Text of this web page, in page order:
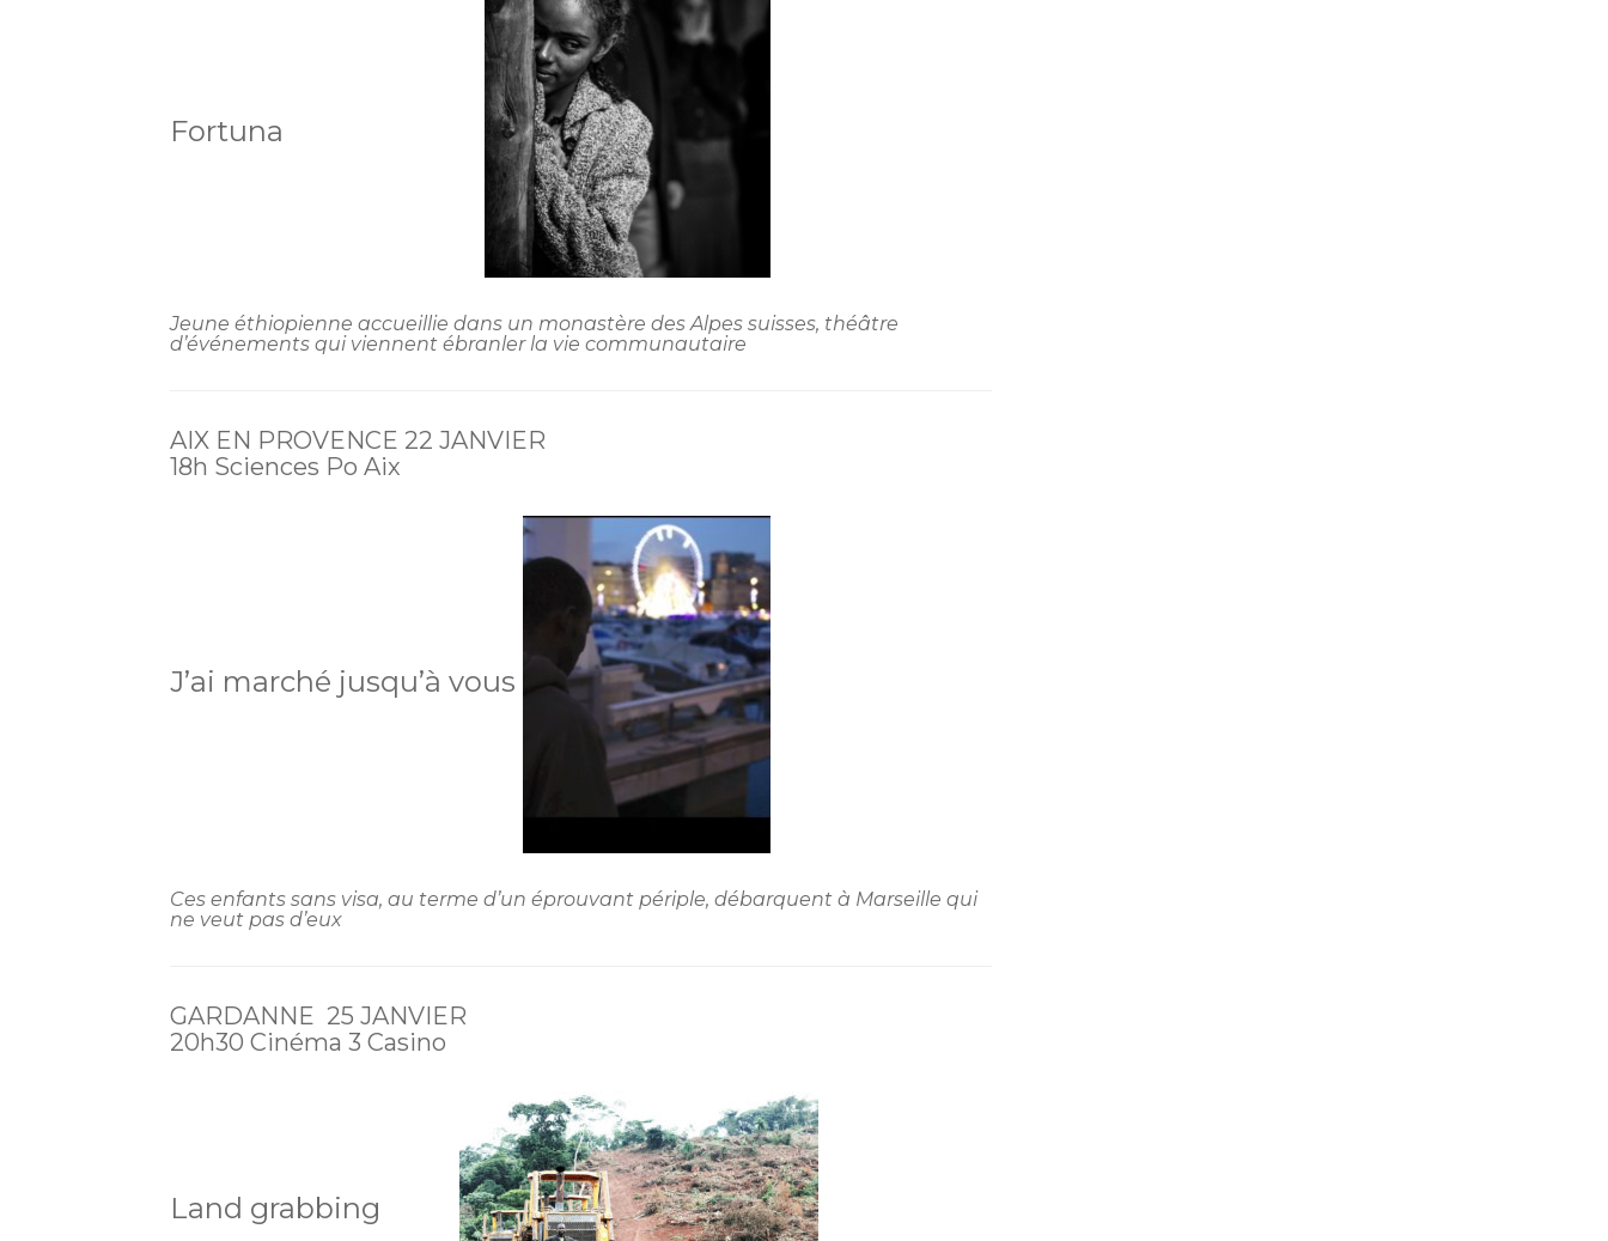
Fortuna
Jeune éthiopienne accueillie dans un monastère des Alpes suisses, théâtre
d’événements qui viennent ébranler la vie communautaire
AIX EN PROVENCE 22 JANVIER
18h Sciences Po Aix
J’ai marché jusqu’à vous
Ces enfants sans visa, au terme d’un éprouvant périple, débarquent à Marseille qui
ne veut pas d’eux
GARDANNE 25 JANVIER
20h30 Cinéma 3 Casino
Land grabbing